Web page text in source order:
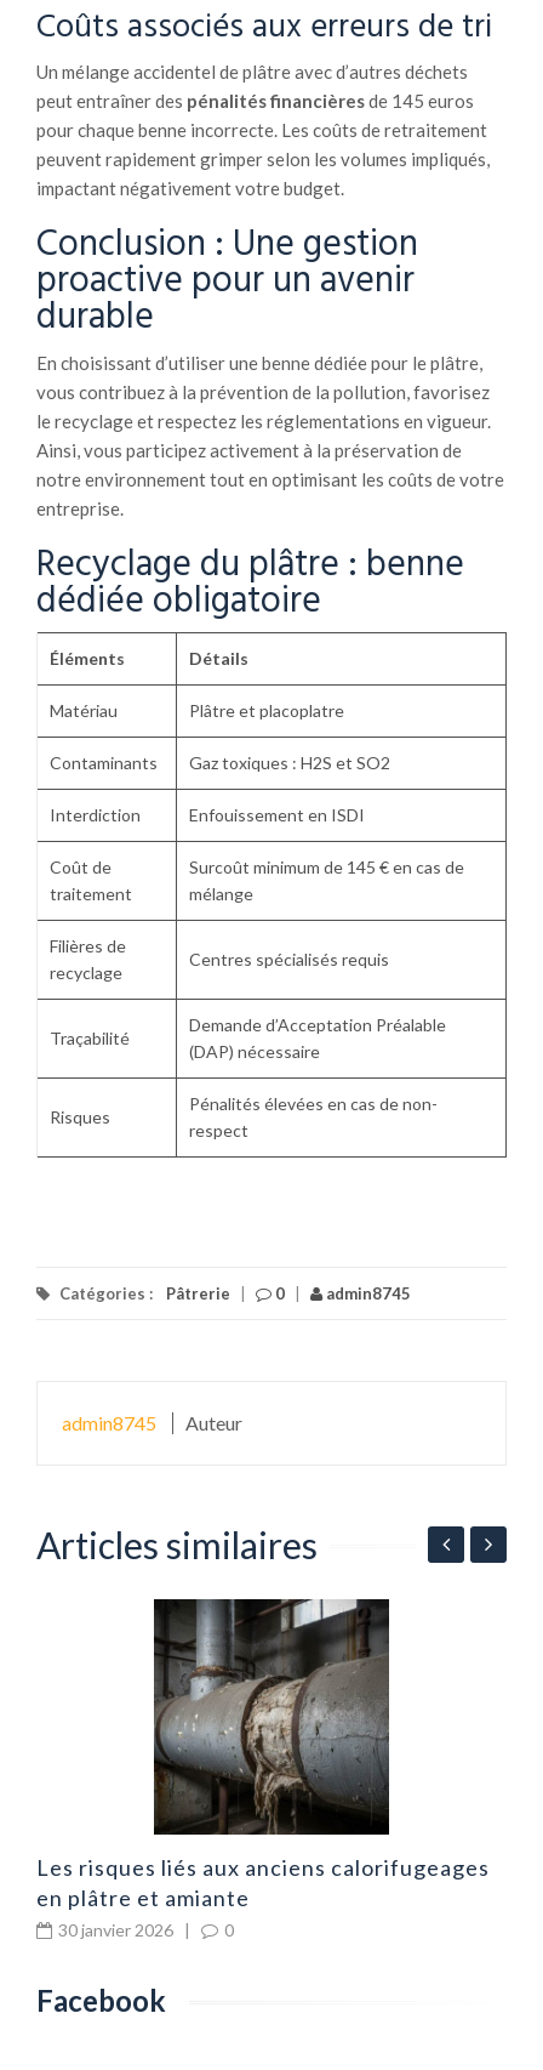
Coûts associés aux erreurs de tri
Un mélange accidentel de plâtre avec d’autres déchets
peut entraîner des pénalités financièresde 145 euros
pour chaque benne incorrecte. Les coûts de retraitement
peuvent rapidement grimper selon les volumes impliqués,
impactant négativement votre budget.
Conclusion : Une gestion
proactive pour un avenir
durable
En choisissant d’utiliser une benne dédiée pour le plâtre,
vous contribuez à la prévention de la pollution, favorisez
le recyclage et respectez les réglementations en vigueur.
Ainsi, vous participez activement à la préservation de
notre environnement tout en optimisant les coûts de votre
entreprise.
Recyclage du plâtre : benne
dédiée obligatoire
Éléments Détails
Matériau Plâtre et placoplatre
Contaminants Gaz toxiques : H2S et SO2
Interdiction Enfouissement en ISDI
Coût de
traitement
Surcoût minimum de 145 € en cas de
mélange
Filières de
recyclage
Centres spécialisés requis
Traçabilité
Demande d’Acceptation Préalable
(DAP) nécessaire
Risques
Pénalités élevées en cas de non-
respect
Catégories : Pâtrerie 0 admin8745
admin8745 Auteur
Articles similaires
Les risques liés aux anciens calorifugeages
en plâtre et amiante
30 janvier 2026 | 0
Facebook